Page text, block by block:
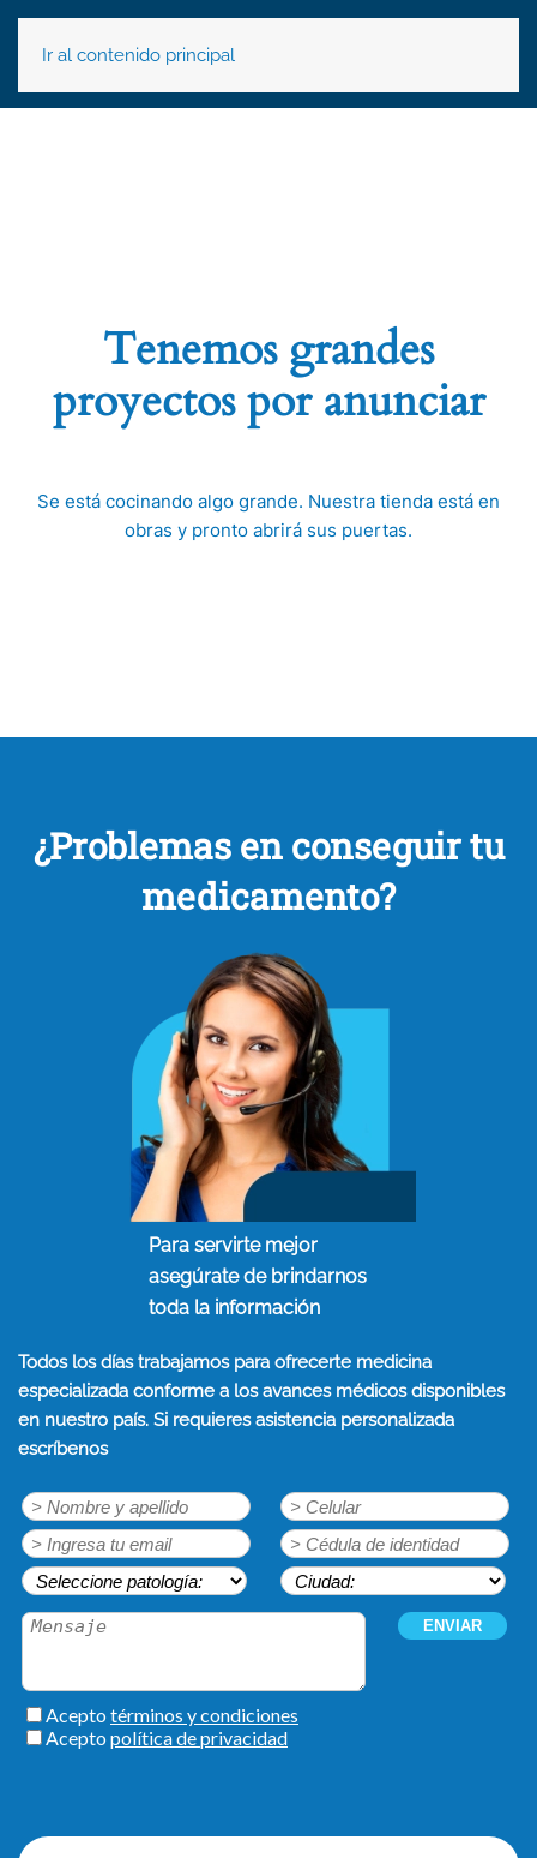
Ir al contenido principal
Tenemos grandes
proyectos por anunciar
Se está cocinando algo grande. Nuestra tienda está en
obras y pronto abrirá sus puertas.
¿Problemas en conseguir tu
medicamento?
Para servirte mejor
asegúrate de brindarnos
toda la información
Todos los días trabajamos para ofrecerte medicina
especializada conforme a los avances médicos disponibles
en nuestro país. Si requieres asistencia personalizada
escríbenos